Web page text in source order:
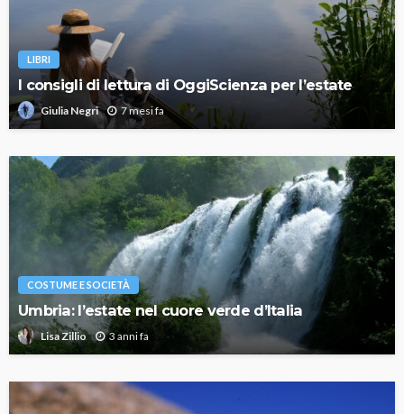
LIBRI
I consigli di lettura di OggiScienza per l’estate
Giulia Negri 7 mesi fa
COSTUME E SOCIETÀ
Umbria: l’estate nel cuore verde d’Italia
Lisa Zillio 3 anni fa